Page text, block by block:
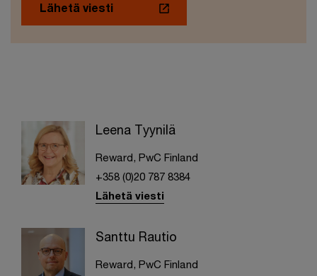
Lähetä viesti
Leena Tyynilä
Reward, PwC Finland
+358 (0)20 787 8384
Lähetä viesti
Santtu Rautio
Reward, PwC Finland